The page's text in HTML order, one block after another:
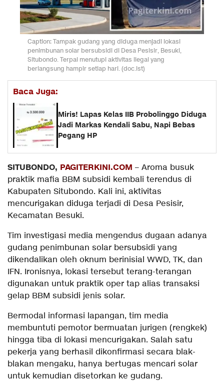
Caption: Tampak gudang yang diduga menjadi lokasi
penimbunan solar bersubsidi di Desa Pesisir, Besuki,
Situbondo. Terpal menutupi aktivitas ilegal yang
berlangsung hampir setiap hari. (doc.ist)
Baca Juga:
Miris! Lapas Kelas IIB Probolinggo Diduga
Jadi Markas Kendali Sabu, Napi Bebas
Pegang HP
SITUBONDO, PAGITERKINI.COM – Aroma busuk
praktik mafia BBM subsidi kembali terendus di
Kabupaten Situbondo. Kali ini, aktivitas
mencurigakan diduga terjadi di Desa Pesisir,
Kecamatan Besuki.
Tim investigasi media mengendus dugaan adanya
gudang penimbunan solar bersubsidi yang
dikendalikan oleh oknum berinisial WWD, TK, dan
IFN. Ironisnya, lokasi tersebut terang-terangan
digunakan untuk praktik oper tap alias transaksi
gelap BBM subsidi jenis solar.
Bermodal informasi lapangan, tim media
membuntuti pemotor bermuatan jurigen (rengkek)
hingga tiba di lokasi mencurigakan. Salah satu
pekerja yang berhasil dikonfirmasi secara blak-
blakan mengaku, hanya bertugas mencari solar
untuk kemudian disetorkan ke gudang.